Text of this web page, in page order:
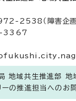
2538（障害企画
3367
地域共生推進部 地
ーの推進担当へのお